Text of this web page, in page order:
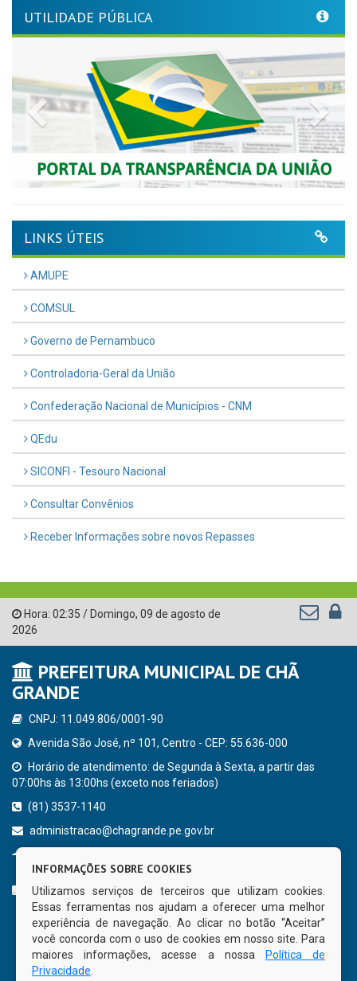
UTILIDADE PÚBLICA
Previous
LINKS ÚTEIS
AMUPE
COMSUL
Governo de Pernambuco
Controladoria-Geral da União
Confederação Nacional de Municípios - CNM
QEdu
SICONFI - Tesouro Nacional
Consultar Convênios
Receber Informações sobre novos Repasses
Hora: 02:35 / Domingo, 09 de agosto de
2026
PREFEITURA MUNICIPAL DE CHÃ
GRANDE
CNPJ: 11.049.806/0001-90
Avenida São José, nº 101, Centro - CEP: 55.636-000
Horário de atendimento: de Segunda à Sexta, a partir das
07:00hs às 13:00hs (exceto nos feriados)
(81) 3537-1140
administracao@chagrande.pe.gov.br
CURTA NOSSA FAN PAGE
INFORMAÇÕES SOBRE COOKIES
Utilizamos serviços de terceiros que utilizam cookies.
Essas ferramentas nos ajudam a oferecer uma melhor
experiência de navegação. Ao clicar no botão “Aceitar”
você concorda com o uso de cookies em nosso site. Para
maiores informações, acesse a nossa
Política de
Privacidade